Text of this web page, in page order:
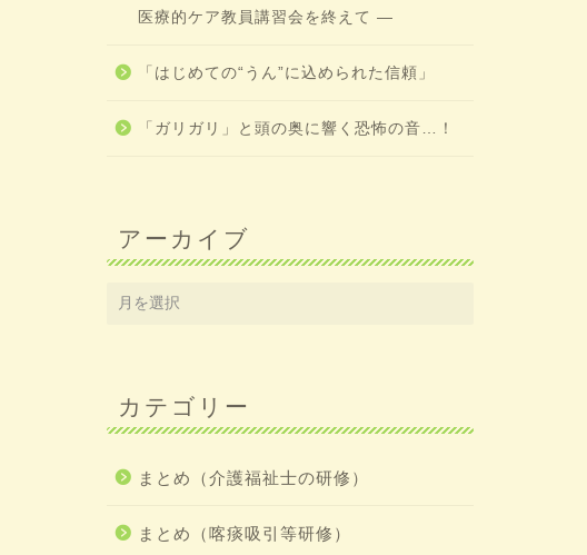
医療的ケア教員講習会を終えて ―
「はじめての“うん”に込められた信頼」
「ガリガリ」と頭の奥に響く恐怖の音…！
アーカイブ
カテゴリー
まとめ（介護福祉士の研修）
まとめ（喀痰吸引等研修）